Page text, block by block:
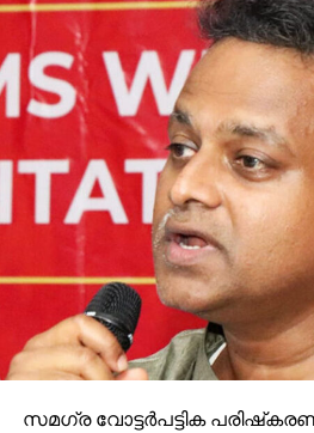
സമഗ്ര വോട്ടര്‍പട്ടിക